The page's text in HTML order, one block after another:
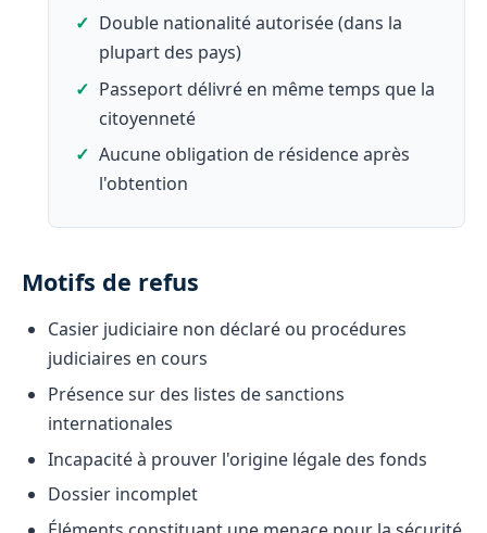
Double nationalité autorisée (dans la
plupart des pays)
Passeport délivré en même temps que la
citoyenneté
Aucune obligation de résidence après
l'obtention
Motifs de refus
Casier judiciaire non déclaré ou procédures
judiciaires en cours
Présence sur des listes de sanctions
internationales
Incapacité à prouver l'origine légale des fonds
Dossier incomplet